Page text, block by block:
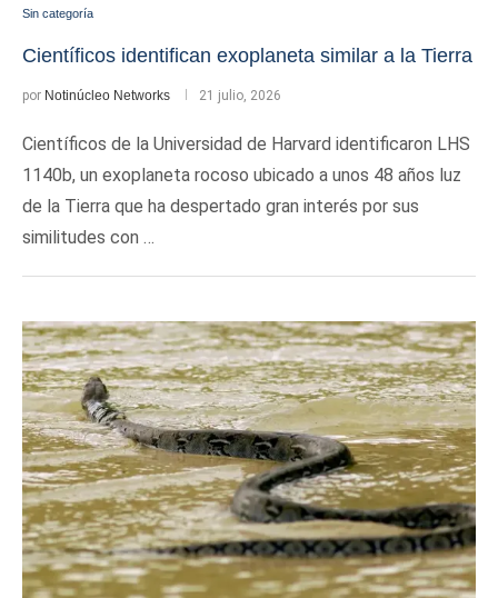
Sin categoría
Científicos identifican exoplaneta similar a la Tierra
por Notinúcleo Networks 21 julio, 2026
Científicos de la Universidad de Harvard identificaron LHS
1140b, un exoplaneta rocoso ubicado a unos 48 años luz
de la Tierra que ha despertado gran interés por sus
similitudes con …